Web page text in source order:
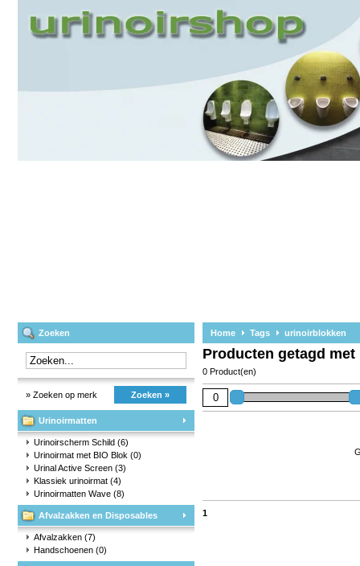
Zoeken
» Zoeken op merk Zoeken »
Urinoirmatten
Urinoirscherm Schild (6)
Urinoirmat met BIO Blok (0)
Urinal Active Screen (3)
Klassiek urinoirmat (4)
Urinoirmatten Wave (8)
Afvalzakken en Disposables
Afvalzakken (7)
Handschoenen (0)
Home Tags urinoirblokken
Producten getagd
0 Product(en)
1